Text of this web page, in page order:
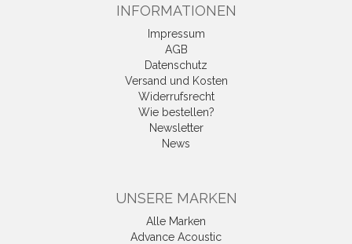
INFORMATIONEN
Impressum
AGB
Datenschutz
Versand und Kosten
Widerrufsrecht
Wie bestellen?
Newsletter
News
UNSERE MARKEN
Alle Marken
Advance Acoustic